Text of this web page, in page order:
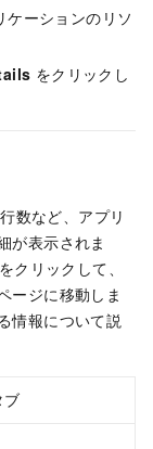
ケーションのリソ
をクリックし
数など、アプリ
が表示されま
クリックして、
ージに移動しま
情報について説
ブ